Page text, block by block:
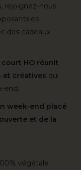
rejoignez-nous
des cadeaux
HO réunit
et créatives qui
end.
week-end placé
et de la
végétale